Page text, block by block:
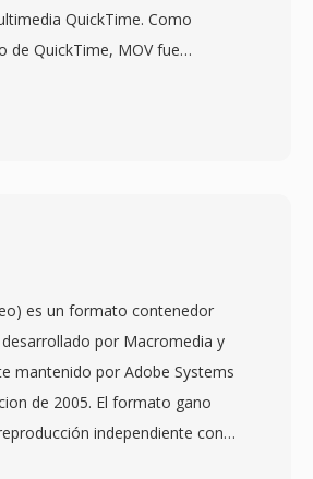
QuickTime. Como
de QuickTime, MOV fue
conceptos qué
— desde pistas de vídeo y
MOV soporta una gama
amplía de códecs incluyendo
Apple Intermediate
PCM, entre muchos otros. Está
combinada con
es un formato contenedor
por Macromedia y
mantenido por Adobe Systems
de 2005. El formato gano
independiente con
2003 y rápidamente se